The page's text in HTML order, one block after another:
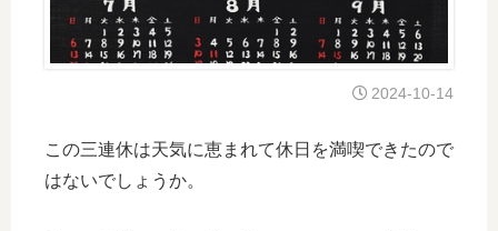
2024-10-14
この三連休は天気に恵まれて休日を満喫できたので
はないでしょうか。